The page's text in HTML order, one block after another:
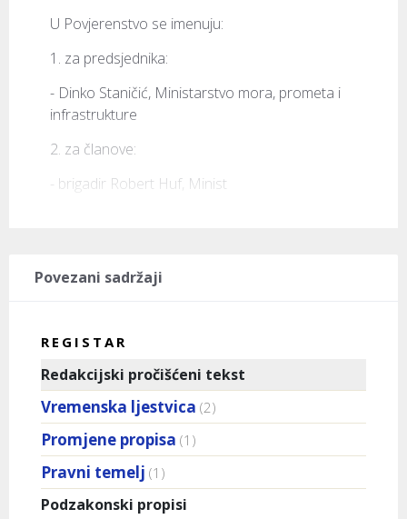
U Povjerenstvo se imenuju:
1. za predsjednika:
- Dinko Staničić, Ministarstvo mora, prometa i
infrastrukture
2. za članove:
- brigadir Robert Huf, Minist
Povezani sadržaji
REGISTAR
Redakcijski pročišćeni tekst
Vremenska ljestvica (2)
Promjene propisa (1)
Pravni temelj (1)
Podzakonski propisi